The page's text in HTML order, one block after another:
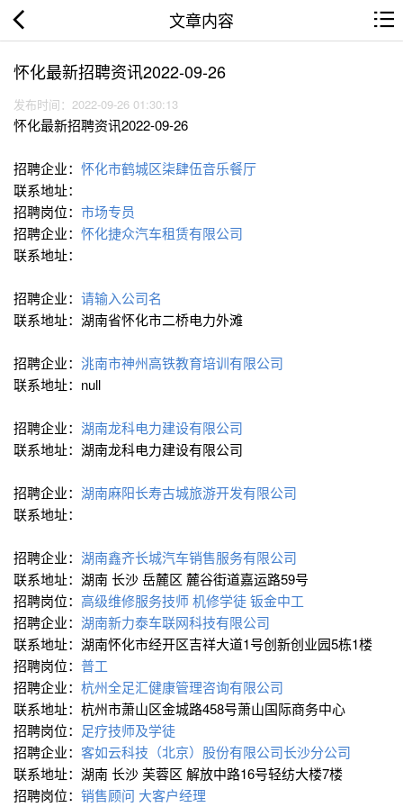
文章内容
怀化最新招聘资讯2022-09-26
发布时间：2022-09-26 01:30:13
怀化最新招聘资讯2022-09-26
招聘企业： 怀化市鹤城区柒肆伍音乐餐厅
联系地址：
招聘岗位： 市场专员
招聘企业： 怀化捷众汽车租赁有限公司
联系地址：
招聘企业： 请输入公司名
联系地址：湖南省怀化市二桥电力外滩
招聘企业： 洮南市神州高铁教育培训有限公司
联系地址：null
招聘企业： 湖南龙科电力建设有限公司
联系地址：湖南龙科电力建设有限公司
招聘企业： 湖南麻阳长寿古城旅游开发有限公司
联系地址：
招聘企业： 湖南鑫齐长城汽车销售服务有限公司
联系地址：湖南 长沙 岳麓区 麓谷街道嘉运路59号
招聘岗位： 高级维修服务技师机修学徒钣金中工
招聘企业： 湖南新力泰车联网科技有限公司
联系地址：湖南怀化市经开区吉祥大道1号创新创业园5栋1楼
招聘岗位： 普工
招聘企业： 杭州全足汇健康管理咨询有限公司
联系地址：杭州市萧山区金城路458号萧山国际商务中心
招聘岗位： 足疗技师及学徒
招聘企业： 客如云科技（北京）股份有限公司长沙分公司
联系地址：湖南 长沙 芙蓉区 解放中路16号轻纺大楼7楼
招聘岗位： 销售顾问 大客户经理